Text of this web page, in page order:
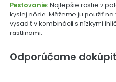
Pestovanie:Najlepšie rastie v
kyslej pôde. Môžeme ju použiť
vysadiť v kombinácii s nízkymi
rastlinami.
Odporúčame dokúpiť